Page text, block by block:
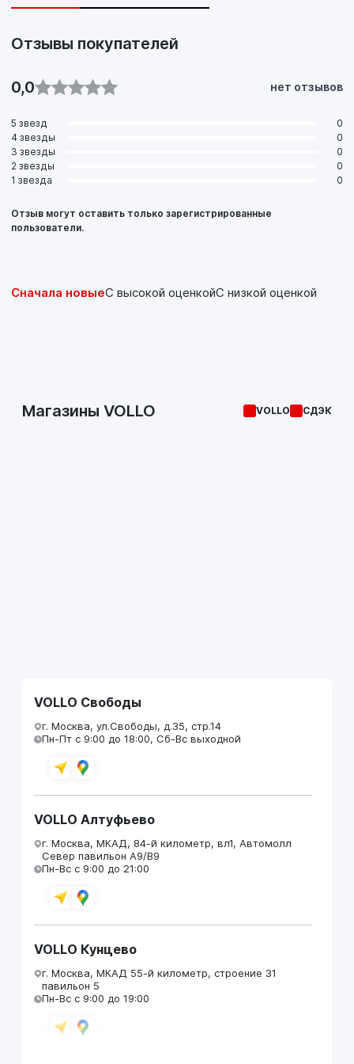
Отзывы покупателей
0,0 нет отзывов
5 звезд
0
4 звезды
0
3 звезды
0
2 звезды
0
1 звезда
0
Отзыв могут оставить только зарегистрированные
пользователи.
Сначала новыеС высокой оценкойС низкой оценкой
Магазины VOLLO VOLLO СДЭК
VOLLO Свободы
г. Москва, ул.Свободы, д.35, стр.14
Пн-Пт с 9:00 до 18:00, Сб-Вс выходной
VOLLO Алтуфьево
г. Москва, МКАД, 84-й километр, вл1, Автомолл
Север павильон А9/В9
Пн-Вс с 9:00 до 21:00
VOLLO Кунцево
г. Москва, МКАД 55-й километр, строение 31
павильон 5
Пн-Вс с 9:00 до 19:00